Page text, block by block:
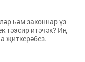
һәм законнар үз
тәэсир итәчәк? Иң
җиткерәбез.